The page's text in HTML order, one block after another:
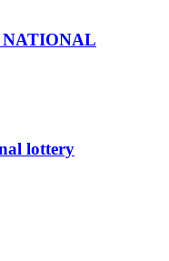
NATIONAL
lottery